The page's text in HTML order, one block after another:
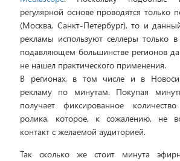
регулярной основе проводятся только
(Москва, Санкт-Петербург), то и
рекламы используют селлеры только
подавляющем большинстве регионов
не нашел практического применения.
В регионах, в том числе и в
рекламу по минутам. Покупая
получает фиксированное
ролика, которое, к сожалению, не
контакт с желаемой аудиторией.
Так сколько же стоит минута